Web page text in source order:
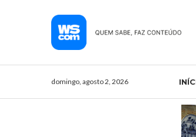
domingo, agosto 2, 2026